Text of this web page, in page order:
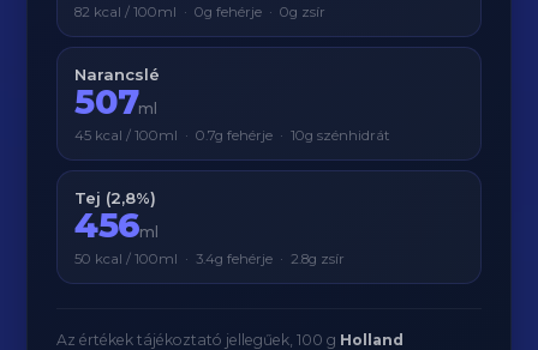
82 kcal / 100ml · 0g fehérje · 0g zsír
Narancslé
507ml
45 kcal / 100ml · 0.7g fehérje · 10g szénhidrát
Tej (2,8%)
456ml
50 kcal / 100ml · 3.4g fehérje · 2.8g zsír
Az értékek tájékoztató jellegűek, 100 g Holland